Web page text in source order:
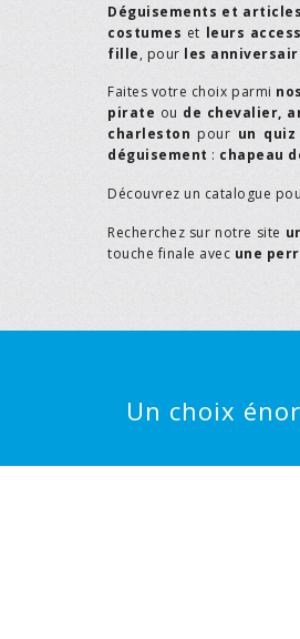
Déguisements et
costumes et leurs
fille, pour les
Faites votre choix parmi
pirate ou de chevalier,
charleston pour un
déguisement : chapeau
Découvrez un catalogue
Recherchez sur notre site
touche finale avec une
Un choix